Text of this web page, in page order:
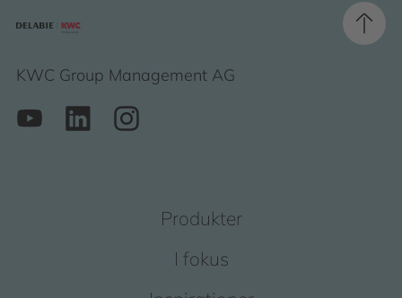
KWC Group Management AG
Produkter
I fokus